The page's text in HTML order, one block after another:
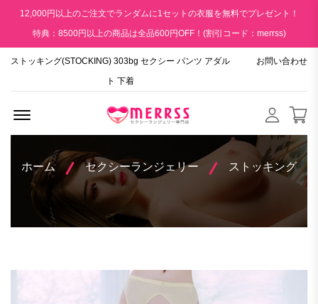
12,000円以上のご注文でランダムに1セットの衣服を無料でプレゼント！
特典：8500円以上の商品は全品600円OFF！(割引コード：merrss)
ストッキング(STOCKING) 303bg セクシー パンツ アダル
ト 下着
お問い合わせ
ホーム セクシーランジェリー ストッキング